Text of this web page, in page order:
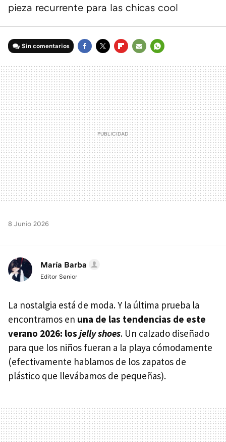
pieza recurrente para las chicas cool
Sin comentarios
MAIL
8 Junio 2026
María Barba
Editor Senior
La nostalgia está de moda. Y la última prueba la
encontramos en una de las tendencias de este
verano 2026: los jellyshoes. Un calzado diseñado
para que los niños fueran a la playa cómodamente
(efectivamente hablamos de los zapatos de
plástico que llevábamos de pequeñas).